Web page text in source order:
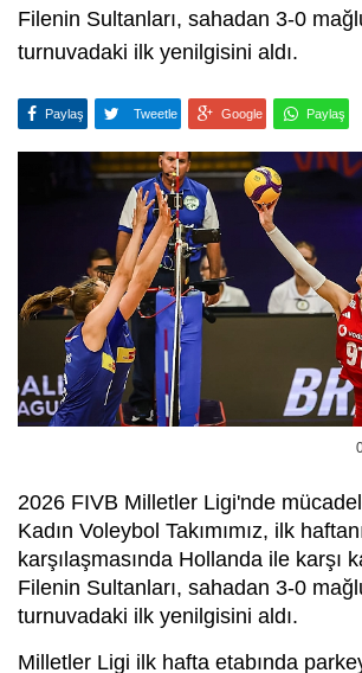
Filenin Sultanları, sahadan 3-0
turnuvadaki ilk yenilgisini aldı.
Paylaş Tweetle Google Paylaş
2026 FIVB Milletler Ligi'nde
Kadın Voleybol Takımımız, ilk
karşılaşmasında Hollanda ile karşı
Filenin Sultanları, sahadan 3-0
turnuvadaki ilk yenilgisini aldı.
Milletler Ligi ilk hafta etabında